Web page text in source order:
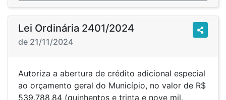
Lei Ordinária 2401/2024
de 21/11/2024
Autoriza a abertura de crédito adicional especial
ao orçamento geral do Município, no valor de R$
539.788,84 (quinhentos e trinta e nove mil,